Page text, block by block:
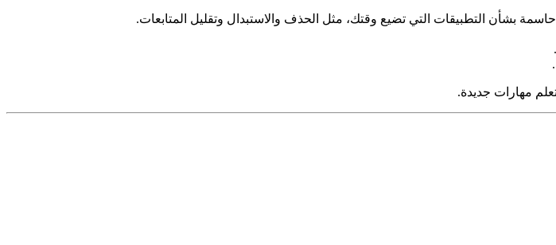
بشأن التطبيقات التي تضيع وقتك، مثل الحذف والاستبدال وتقليل المتابعات.
مهارات جديدة.